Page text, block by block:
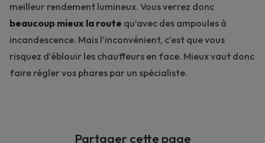
meilleur rendement lumineux. Vous verrez donc
beaucoup mieux la route qu’avec des ampoules à
incandescence. Mais l’inconvénient, c’est que vous
risquez d’éblouir les chauffeurs en face. Mieux vaut donc
faire réglervos phares par un spécialiste.
Partager cette page